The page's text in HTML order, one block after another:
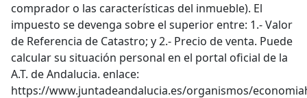
comprador o las características del inmueble). El
impuesto se devenga sobre el superior entre: 1.- Valor
de Referencia de Catastro; y 2.- Precio de venta. Puede
calcular su situación personal en el portal oficial de la
A.T. de Andalucia. enlace:
https://www.juntadeandalucia.es/organismos/